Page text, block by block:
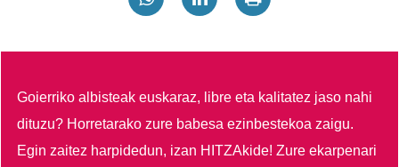
Goierriko albisteak euskaraz, libre eta kalitatez jaso nahi
dituzu? Horretarako zure babesa ezinbestekoa zaigu.
Egin zaitez harpidedun, izan HITZAkide!Zure ekarpenari